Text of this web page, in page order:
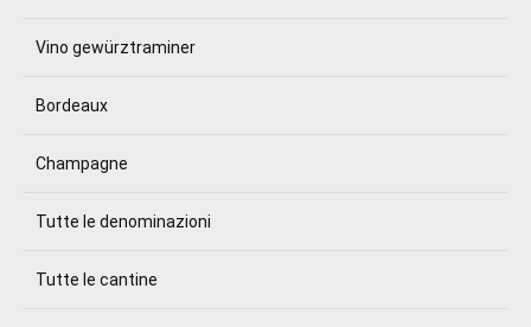
Vino gewürztraminer
Bordeaux
Champagne
Tutte le denominazioni
Tutte le cantine